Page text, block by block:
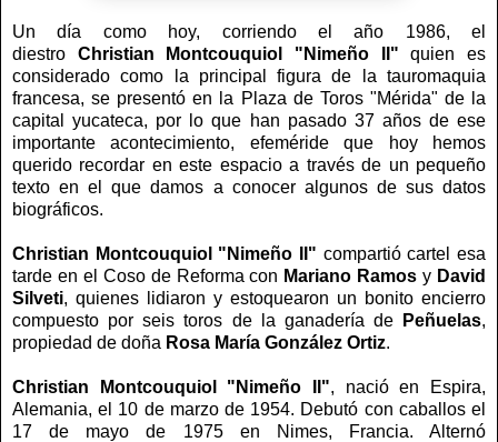
Un día como hoy, corriendo el año 1986, el
diestro Christian Montcouquiol "Nimeño II" quien es
considerado como la principal figura de la tauromaquia
francesa, se presentó en la Plaza de Toros "Mérida" de la
capital yucateca, por lo que han pasado 37 años de ese
importante acontecimiento, efeméride que hoy hemos
querido recordar en este espacio a través de un pequeño
texto en el que damos a conocer algunos de sus datos
biográficos.
Christian Montcouquiol "Nimeño II" compartió cartel esa
tarde en el Coso de Reforma con Mariano Ramosy David
Silveti, quienes lidiaron y estoquearon un bonito encierro
compuesto por seis toros de la ganadería de
Peñuelas,
propiedad de doña Rosa María González Ortiz.
Christian Montcouquiol "Nimeño II", nació en Espira,
Alemania, el 10 de marzo de 1954. Debutó con caballos el
17 de mayo de 1975 en Nimes, Francia. Alternó